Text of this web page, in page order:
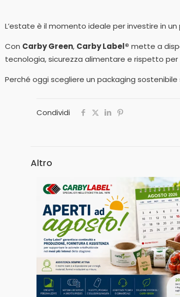
L’estate è il momento ideale per investire in
Con Carby Green, Carby Label® mette a
tecnologia, sicurezza alimentare e rispetto per
Perché oggi scegliere un packaging
Condividi
Altro